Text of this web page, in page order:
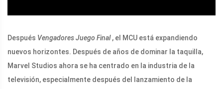
Después Vengadores Juego Final, el MCU está expandiendo
nuevos horizontes. Después de años de dominar la taquilla,
Marvel Studios ahora se ha centrado en la industria de la
televisión, especialmente después del lanzamiento de la